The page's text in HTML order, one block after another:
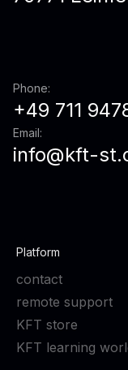
Phone:
+49 711
Email:
info@kft-
Platform
contact
remote support
KFT store
KFT learning